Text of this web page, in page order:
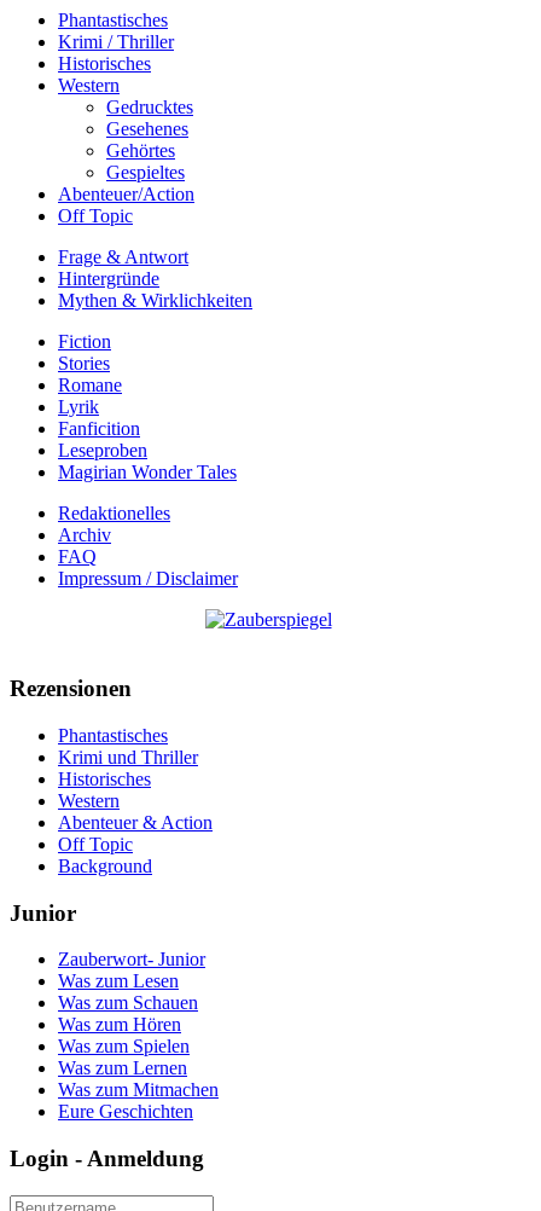
Phantastisches
Krimi / Thriller
Historisches
Western
Gedrucktes
Gesehenes
Gehörtes
Gespieltes
Abenteuer/Action
Off Topic
Frage & Antwort
Hintergründe
Mythen & Wirklichkeiten
Fiction
Stories
Romane
Lyrik
Fanficition
Leseproben
Magirian Wonder Tales
Redaktionelles
Archiv
FAQ
Impressum / Disclaimer
Rezensionen
Phantastisches
Krimi und Thriller
Historisches
Western
Abenteuer & Action
Off Topic
Background
Junior
Zauberwort- Junior
Was zum Lesen
Was zum Schauen
Was zum Hören
Was zum Spielen
Was zum Lernen
Was zum Mitmachen
Eure Geschichten
Login - Anmeldung